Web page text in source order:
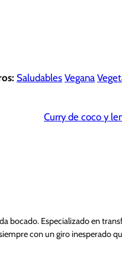
Saludables Vegana
Curry de coco y
bocado. Especializado en
con un giro inesperado